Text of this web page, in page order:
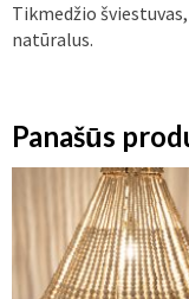
Tikmedžio
natūralus.
Panašūs